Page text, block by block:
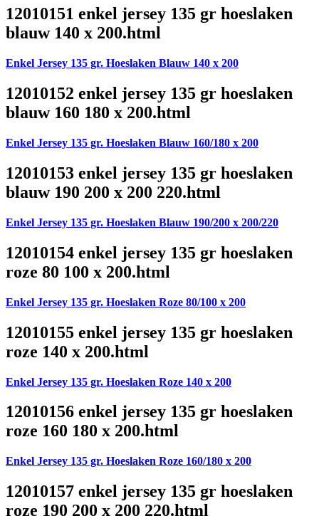
12010151 enkel jersey 135 gr hoeslaken
blauw 140 x 200.html
Enkel Jersey 135 gr. Hoeslaken Blauw 140 x 200
12010152 enkel jersey 135 gr hoeslaken
blauw 160 180 x 200.html
Enkel Jersey 135 gr. Hoeslaken Blauw 160/180 x 200
12010153 enkel jersey 135 gr hoeslaken
blauw 190 200 x 200 220.html
Enkel Jersey 135 gr. Hoeslaken Blauw 190/200 x 200/220
12010154 enkel jersey 135 gr hoeslaken
roze 80 100 x 200.html
Enkel Jersey 135 gr. Hoeslaken Roze 80/100 x 200
12010155 enkel jersey 135 gr hoeslaken
roze 140 x 200.html
Enkel Jersey 135 gr. Hoeslaken Roze 140 x 200
12010156 enkel jersey 135 gr hoeslaken
roze 160 180 x 200.html
Enkel Jersey 135 gr. Hoeslaken Roze 160/180 x 200
12010157 enkel jersey 135 gr hoeslaken
roze 190 200 x 200 220.html